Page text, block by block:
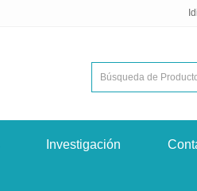
Investigación